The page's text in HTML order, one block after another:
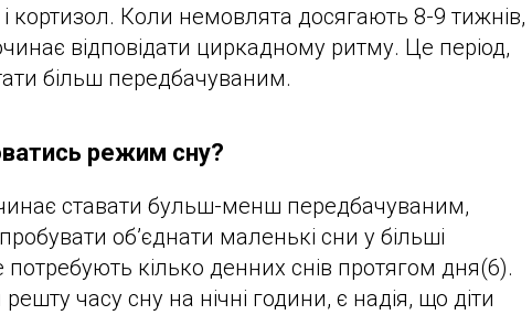
кортизол. Коли немовлята досягають 8-9 тижнів,
відповідати циркадному ритму. Це період,
більш передбачуваним.
режим сну?
ставати бульш-менш передбачуваним,
об’єднати маленькі сни у більші
потребують кілько денних снів протягом дня(6).
часу сну на нічні години, є надія, що діти